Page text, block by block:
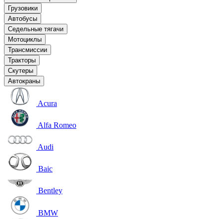
Грузовики
Автобусы
Седельные тягачи
Мотоциклы
Трансмиссии
Тракторы
Скутеры
Автокраны
Acura
Alfa Romeo
Audi
Baic
Bentley
BMW